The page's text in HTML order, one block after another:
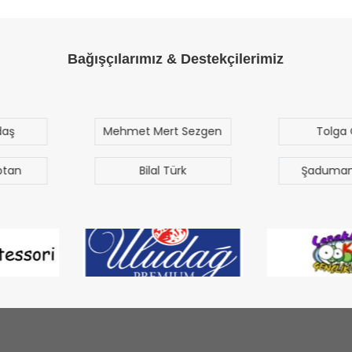
Bağışçılarımız & Destekçilerimiz
Sezgen Tolga Özak
Şaduman Akgün